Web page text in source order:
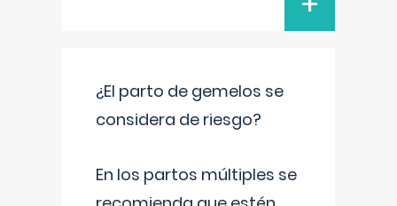
¿El parto de gemelos se
considera de riesgo?
En los partos múltiples se